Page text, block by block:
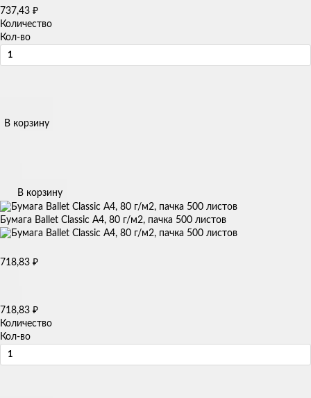
737,43 ₽
Количество
Кол-во
В корзину
В корзину
Бумага Ballet Classic А4, 80 г/м2, пачка 500 листов
718,83 ₽
718,83 ₽
Количество
Кол-во